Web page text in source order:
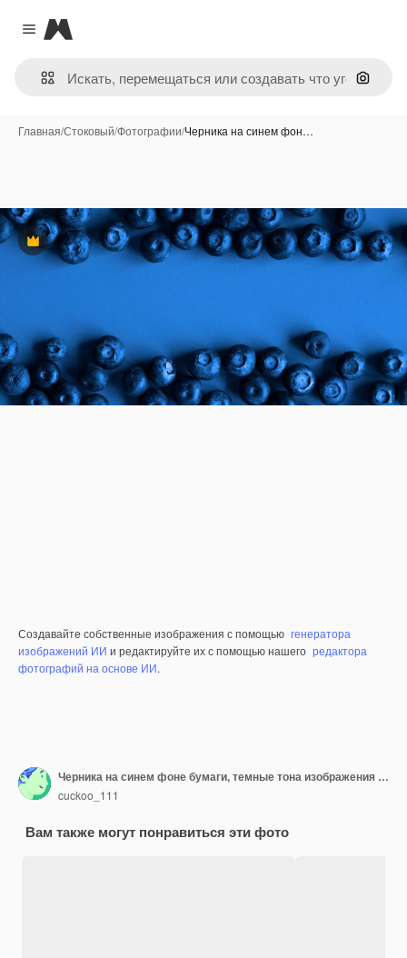
Close menu
Magnific
Поиск
Главная/Стоковый/Фотографии/Черника на синем фон…
Премиум
Создавайте собственные изображения с помощью генератора
изображений ИИ и редактируйте их с помощью нашего редактора
фотографий на основе ИИ.
Черника на синем фоне бумаги, темные тона изображения с Copyspace
cuckoo_111
Вам также могут понравиться эти фото